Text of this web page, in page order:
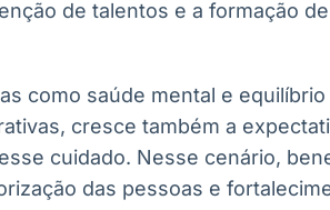
de talentos e a formação
como saúde mental e
cresce também a
cuidado. Nesse cenário,
das pessoas e